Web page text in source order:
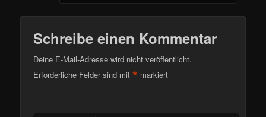
Schreibe einen Kommentar
Deine E-Mail-Adresse wird nicht veröffentlicht.
Erforderliche Felder sind mit* markiert